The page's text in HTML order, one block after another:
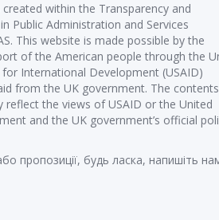
within the Transparency and
Public Administration and Services
This website is made possible by the
of the American people through the
for International Development (USAID)
from the UK government. The
reflect the views of USAID or the United
and the UK government’s official
пропозиції, будь ласка, напишіть